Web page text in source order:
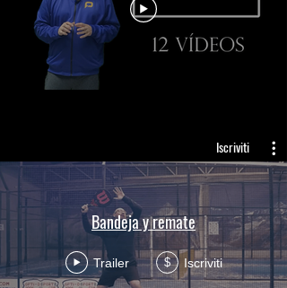
Iscriviti
Bandeja y remate
Trailer $ Iscriviti